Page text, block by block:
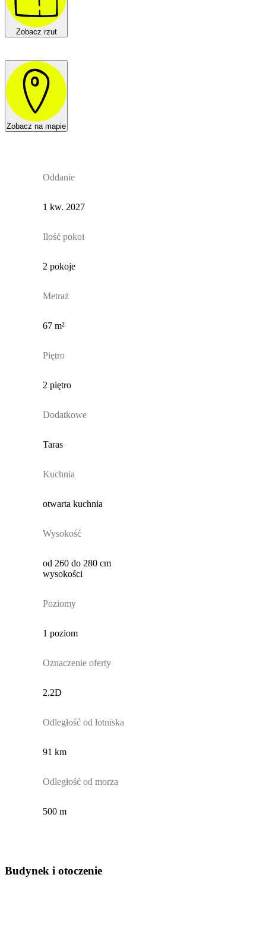
Zobacz rzut
Zobacz na mapie
Oddanie
1 kw. 2027
Ilość pokoi
2 pokoje
Metraż
67 m²
Piętro
2 piętro
Dodatkowe
Taras
Kuchnia
otwarta kuchnia
Wysokość
od 260 do 280 cm
wysokości
Poziomy
1 poziom
Oznaczenie oferty
2.2D
Odległość od lotniska
91 km
Odległość od morza
500 m
Budynek i otoczenie